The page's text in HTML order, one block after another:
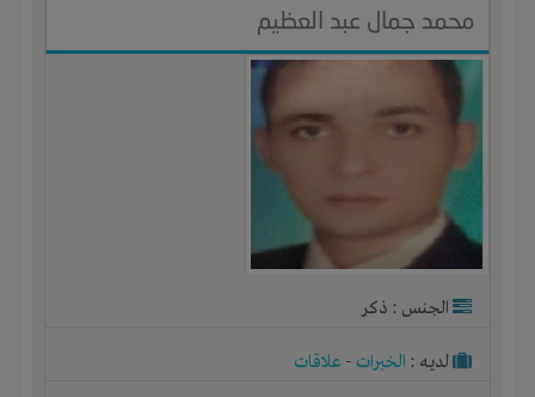
محمد جمال عبد العظيم
الجنس : ذكر
لديـه : الخبرات - علاقات